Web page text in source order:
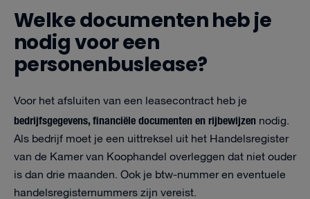
Welke documenten heb je
nodig voor een
personenbuslease?
Voor het afsluiten van een leasecontract heb je
bedrijfsgegevens, financiële documenten en rijbewijzen nodig.
Als bedrijf moet je een uittreksel uit het Handelsregister
van de Kamer van Koophandel overleggen dat niet ouder
is dan drie maanden. Ook je btw-nummer en eventuele
handelsregisternummers zijn vereist.